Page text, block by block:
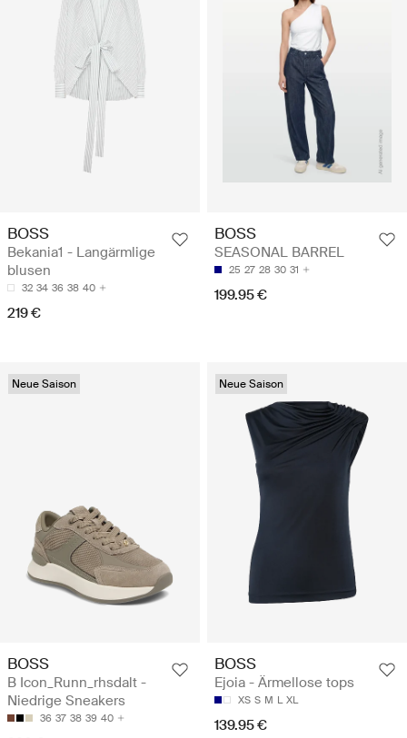
BOSS
Bekania1 - Langärmlige
blusen
32 34 36 38 40
219 €
BOSS
SEASONAL BARREL
25 27 28 30 31
199.95 €
Neue Saison
BOSS
B Icon_Runn_rhsdalt -
Niedrige Sneakers
36 37 38 39 40
Neue Saison
BOSS
Ejoia - Ärmellose tops
XS S M L XL
139.95 €